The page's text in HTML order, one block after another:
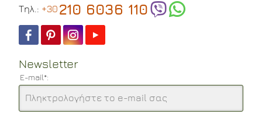
Tηλ.: +30 210 6036 110
Newsletter
E-mail*: